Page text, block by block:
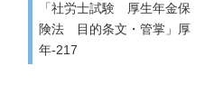
「社労士試験 厚生年金保
険法 目的条文・管掌」厚
年-217